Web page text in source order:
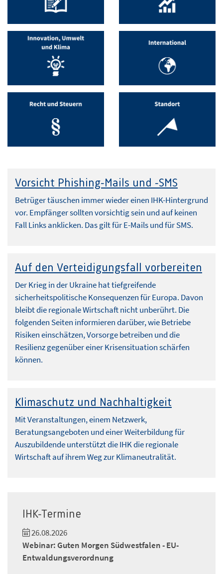
Vorsicht Phishing-Mails und -SMS
Betrüger täuschen immer wieder einen IHK-Hintergrund
vor. Empfänger sollten vorsichtig sein und auf keinen
Fall Links anklicken. Das gilt für E-Mails und für SMS.
Auf den Verteidigungsfall vorbereiten
Der Krieg in der Ukraine hat tiefgreifende
sicherheitspolitische Konsequenzen für Europa. Davon
bleibt die regionale Wirtschaft nicht unberührt. Die
folgenden Seiten informieren darüber, wie Betriebe
Risiken einschätzen, Vorsorge betreiben und die
Resilienz gegenüber einer Krisensituation schärfen
können.
Klimaschutz und Nachhaltigkeit
Mit Veranstaltungen, einem Netzwerk,
Beratungsangeboten und einer Weiterbildung für
Auszubildende unterstützt die IHK die regionale
Wirtschaft auf ihrem Weg zur Klimaneutralität.
IHK-Termine
26.08.2026
Webinar: Guten Morgen Südwestfalen - EU-
Entwaldungsverordnung